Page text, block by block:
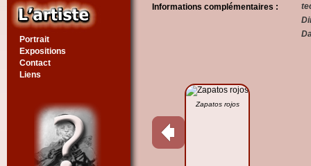
Portrait
Expositions
Contact
Liens
Informations complémentaires :
Zapatos rojos